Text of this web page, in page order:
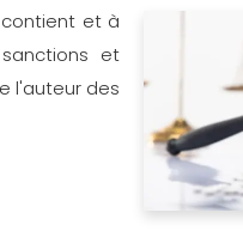
et à
et
l'auteur des